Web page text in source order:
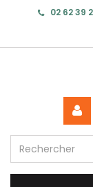
02 62 39